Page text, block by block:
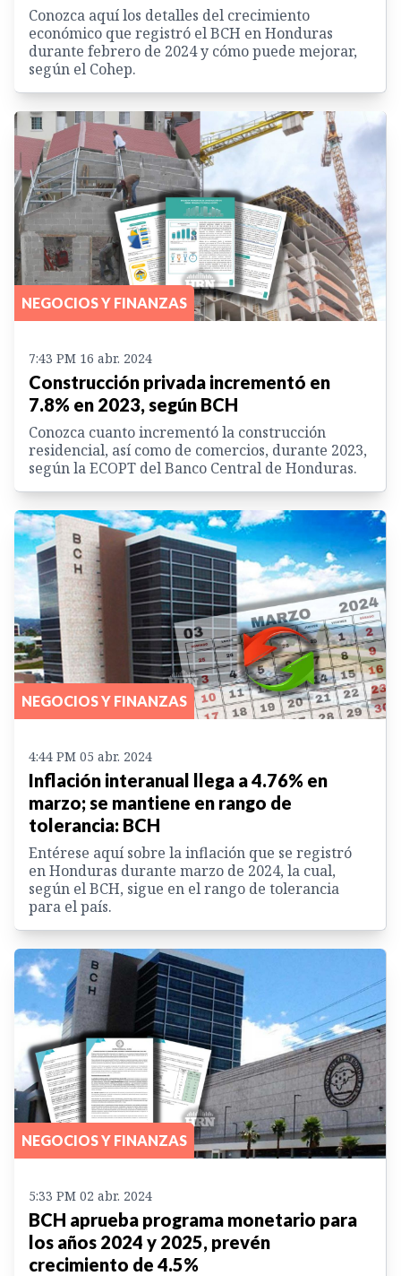
Conozca aquí los detalles del crecimiento
económico que registró el BCH en Honduras
durante febrero de 2024 y cómo puede mejorar,
según el Cohep.
NEGOCIOS Y FINANZAS
7:43 PM 16 abr. 2024
Construcción privada incrementó en
7.8% en 2023, según BCH
Conozca cuanto incrementó la construcción
residencial, así como de comercios, durante 2023,
según la ECOPT del Banco Central de Honduras.
NEGOCIOS Y FINANZAS
4:44 PM 05 abr. 2024
Inflación interanual llega a 4.76% en
marzo; se mantiene en rango de
tolerancia: BCH
Entérese aquí sobre la inflación que se registró
en Honduras durante marzo de 2024, la cual,
según el BCH, sigue en el rango de tolerancia
para el país.
NEGOCIOS Y FINANZAS
5:33 PM 02 abr. 2024
BCH aprueba programa monetario para
los años 2024 y 2025, prevén
crecimiento de 4.5%